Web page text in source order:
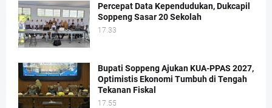
Percepat Data Kependudukan, Dukcapil
Soppeng Sasar 20 Sekolah
17.33
Bupati Soppeng Ajukan KUA-PPAS 2027,
Optimistis Ekonomi Tumbuh di Tengah
Tekanan Fiskal
17.55